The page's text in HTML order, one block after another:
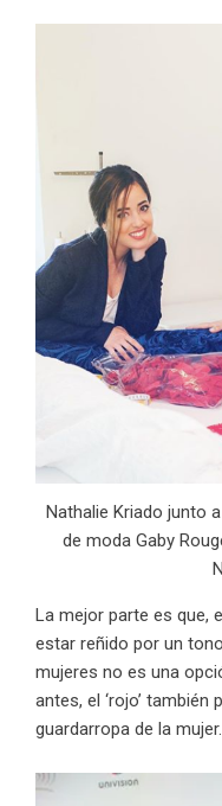
Nathalie Kriado junto
de moda Gaby
La mejor parte es que,
estar reñido por un
mujeres no es una
antes, el ‘rojo’ también
guardarropa de la mujer.